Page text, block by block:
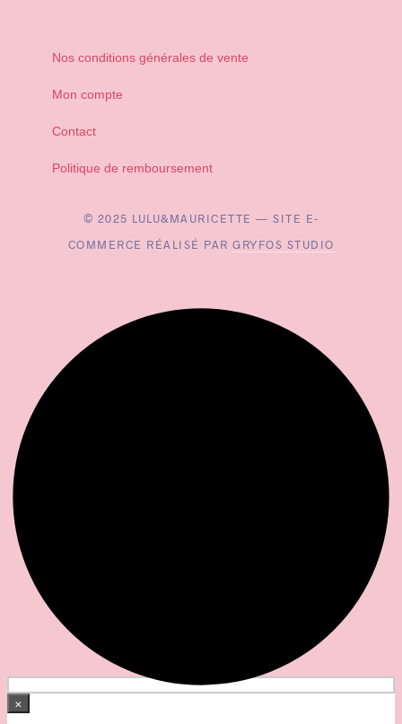
Nos conditions générales de vente
Mon compte
Contact
Politique de remboursement
© 2025 LULU&MAURICETTE — SITE E-
COMMERCE RÉALISÉ PAR GRYFOS STUDIO
×